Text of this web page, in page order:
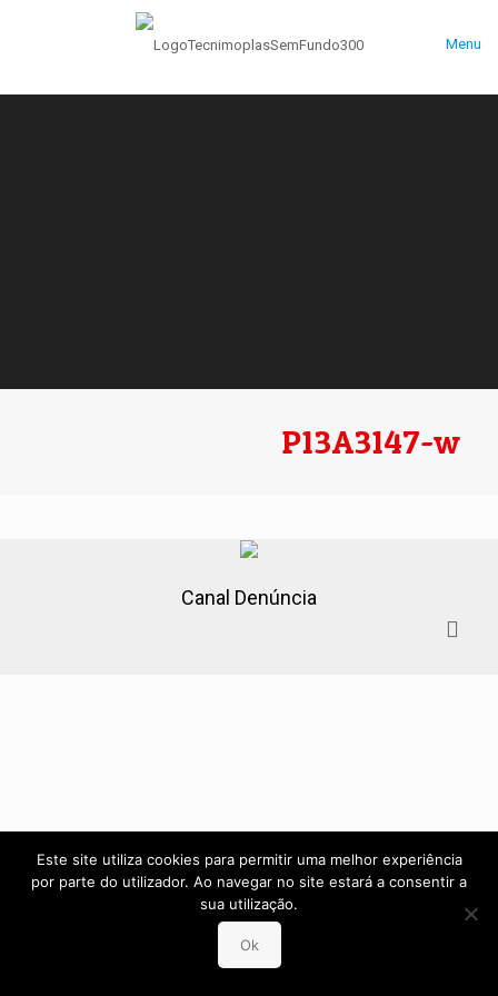
Menu
P13A3147-w
Canal Denúncia
Este site utiliza cookies para permitir uma melhor experiência
por parte do utilizador. Ao navegar no site estará a consentir a
sua utilização.
Ok